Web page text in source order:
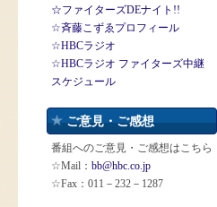
☆ファイターズDEナイト!!
☆斉藤こずゑプロフィール
☆HBCラジオ
☆HBCラジオ ファイターズ中継
スケジュール
ご意見・ご感想
番組へのご意見・ご感想はこちら
☆Mail： bb@hbc.co.jp
☆Fax：011－232－1287